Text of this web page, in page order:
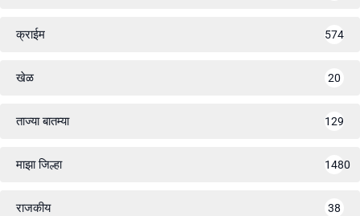
क्राईम 574
खेळ 20
ताज्या बातम्या 129
माझा जिल्हा 1480
राजकीय 38